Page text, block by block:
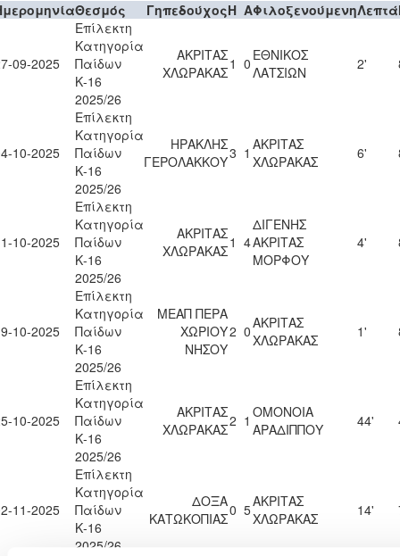
Θεσμός ΓηπεδούχοςH AΦιλοξενούμενηΛεπτά
09-2025
Επίλεκτη
Κατηγορία
Παίδων
Κ-16
2025/26
ΑΚΡΙΤΑΣ
ΧΛΩΡΑΚΑΣ1 0 ΕΘΝΙΚΟΣ
ΛΑΤΣΙΩΝ
2'
10-2025
Επίλεκτη
Κατηγορία
Παίδων
Κ-16
2025/26
ΗΡΑΚΛΗΣ
ΓΕΡΟΛΑΚΚΟΥ3 1 ΑΚΡΙΤΑΣ
ΧΛΩΡΑΚΑΣ
6'
10-2025
Επίλεκτη
Κατηγορία
Παίδων
Κ-16
2025/26
ΑΚΡΙΤΑΣ
ΧΛΩΡΑΚΑΣ1 4
ΔΙΓΕΝΗΣ
ΑΚΡΙΤΑΣ
ΜΟΡΦΟΥ
4'
10-2025
Επίλεκτη
Κατηγορία
Παίδων
Κ-16
2025/26
ΜΕΑΠ ΠΕΡΑ
ΧΩΡΙΟΥ
ΝΗΣΟΥ
2 0ΑΚΡΙΤΑΣ
ΧΛΩΡΑΚΑΣ
1'
10-2025
Επίλεκτη
Κατηγορία
Παίδων
Κ-16
2025/26
ΑΚΡΙΤΑΣ
ΧΛΩΡΑΚΑΣ2 1 ΟΜΟΝΟΙΑ
ΑΡΑΔΙΠΠΟΥ
44'
11-2025
Επίλεκτη
Κατηγορία
Παίδων
Κ-16
2025/26
ΔΟΞΑ
ΚΑΤΩΚΟΠΙΑΣ0 5ΑΚΡΙΤΑΣ
ΧΛΩΡΑΚΑΣ
14'